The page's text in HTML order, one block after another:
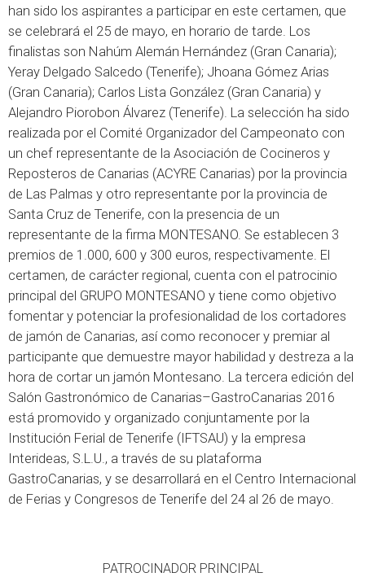
han sido los aspirantes a participar en este certamen, que
se celebrará el 25 de mayo, en horario de tarde. Los
finalistas son Nahúm Alemán Hernández (Gran Canaria);
Yeray Delgado Salcedo (Tenerife); Jhoana Gómez Arias
(Gran Canaria); Carlos Lista González (Gran Canaria) y
Alejandro Piorobon Álvarez (Tenerife). La selección ha sido
realizada por el Comité Organizador del Campeonato con
un chef representante de la Asociación de Cocineros y
Reposteros de Canarias (ACYRE Canarias) por la provincia
de Las Palmas y otro representante por la provincia de
Santa Cruz de Tenerife, con la presencia de un
representante de la firma MONTESANO. Se establecen 3
premios de 1.000, 600 y 300 euros, respectivamente. El
certamen, de carácter regional, cuenta con el patrocinio
principal del GRUPO MONTESANO y tiene como objetivo
fomentar y potenciar la profesionalidad de los cortadores
de jamón de Canarias, así como reconocer y premiar al
participante que demuestre mayor habilidad y destreza a la
hora de cortar un jamón Montesano. La tercera edición del
Salón Gastronómico de Canarias–GastroCanarias 2016
está promovido y organizado conjuntamente por la
Institución Ferial de Tenerife (IFTSAU) y la empresa
Interideas, S.L.U., a través de su plataforma
GastroCanarias, y se desarrollará en el Centro Internacional
de Ferias y Congresos de Tenerife del 24 al 26 de mayo.
PATROCINADOR PRINCIPAL